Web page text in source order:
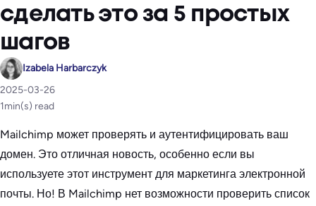
сделать это за 5 простых
шагов
Izabela Harbarczyk
2025-03-26
1min(s) read
Mailchimp может проверять и аутентифицировать ваш
домен. Это отличная новость, особенно если вы
используете этот инструмент для маркетинга электронной
почты. Но! В Mailchimp нет возможности проверить список